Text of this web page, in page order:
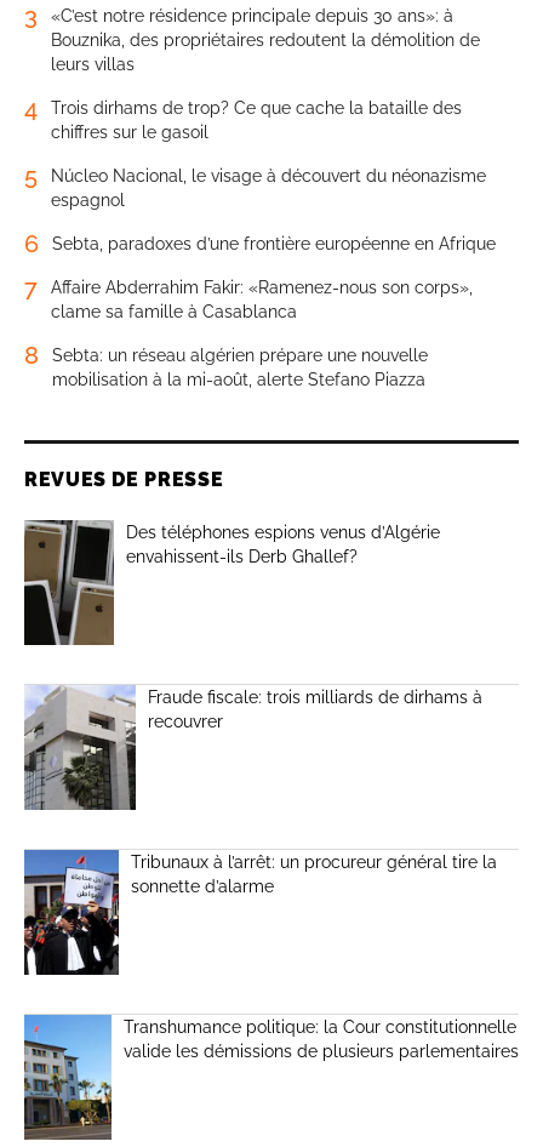
3
«C’est notre résidence principale depuis 30 ans»: à
Bouznika, des propriétaires redoutent la démolition de
leurs villas
4
Trois dirhams de trop? Ce que cache la bataille des
chiffres sur le gasoil
5
Núcleo Nacional, le visage à découvert du néonazisme
espagnol
6 Sebta, paradoxes d’une frontière européenne en Afrique
7
Affaire Abderrahim Fakir: «Ramenez-nous son corps»,
clame sa famille à Casablanca
8
Sebta: un réseau algérien prépare une nouvelle
mobilisation à la mi-août, alerte Stefano Piazza
REVUES DE PRESSE
Des téléphones espions venus d’Algérie
envahissent-ils Derb Ghallef?
Fraude fiscale: trois milliards de dirhams à
recouvrer
Tribunaux à l’arrêt: un procureur général tire la
sonnette d’alarme
Transhumance politique: la Cour constitutionnelle
valide les démissions de plusieurs parlementaires